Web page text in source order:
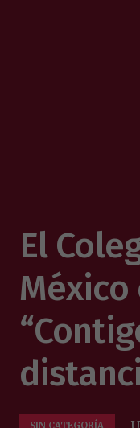
El
México
SIN CATEGORÍA